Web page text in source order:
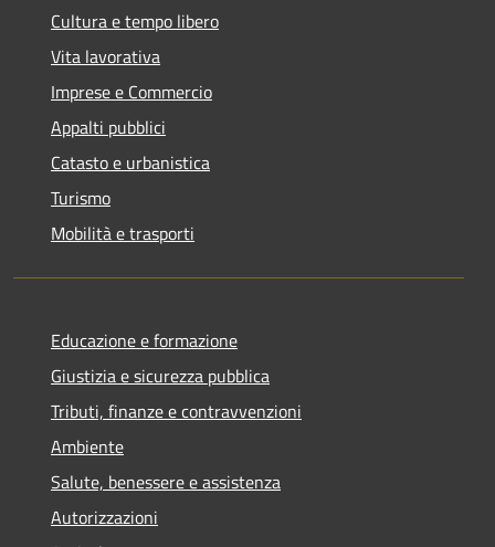
Cultura e tempo libero
Vita lavorativa
Imprese e Commercio
Appalti pubblici
Catasto e urbanistica
Turismo
Mobilità e trasporti
Educazione e formazione
Giustizia e sicurezza pubblica
Tributi, finanze e contravvenzioni
Ambiente
Salute, benessere e assistenza
Autorizzazioni